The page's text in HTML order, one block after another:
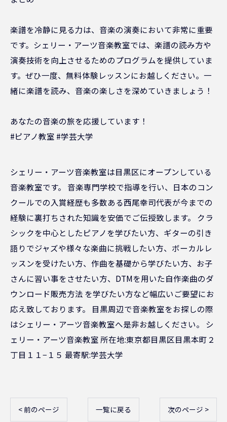
楽譜を冷静に見る力は、音楽の演奏において非常に重要
です。シェリー・アーツ音楽教室では、楽譜の読み方や
演奏技術を向上させるためのプログラムを提供していま
す。ぜひ一度、無料体験レッスンにお越しください。一
緒に楽譜を読み、音楽の楽しさを深めていきましょう！
あなたの音楽の旅を応援しています！
#ピアノ教室 #学芸大学
シェリー・アーツ音楽教室は目黒区にオープンしている
音楽教室です。 音楽専門学校で指導を行い、日本のコン
クールでの入賞経歴も多数ある西尾幸司代表が今までの
経験に裏打ちされた知識を安価でご伝授致します。 クラ
シックを中心としたピアノを学びたい方、ギターの引き
語りでジャズや様々な楽曲に挑戦したい方、ボーカルレ
ッスンを受けたい方、作曲を基礎から学びたい方、お子
さんに習い事をさせたい方、DTMを用いた自作楽曲のダ
ウンロード販売方法 を学びたい方など幅広いご要望にお
応え致しております。 目黒周辺で音楽教室をお探しの際
はシェリー・アーツ音楽教室へ是非お越しください。 シ
ェリー・アーツ音楽教室 所在地:東京都目黒区目黒本町２
丁目１１−１５ 最寄駅:学芸大学
< 前のページ 一覧に戻る 次のページ >